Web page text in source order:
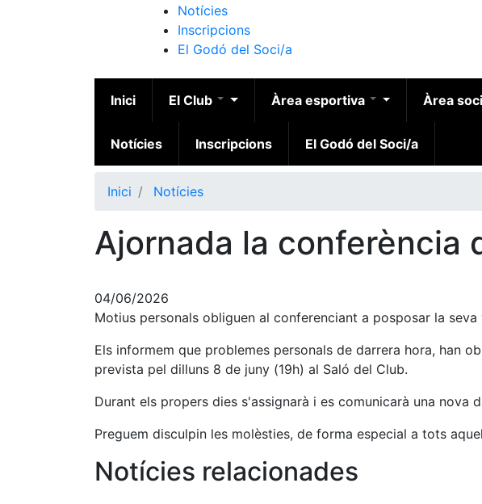
Notícies
Inscripcions
El Godó del Soci/a
Inici El Club Àrea esportiva Àrea
Notícies Inscripcions El Godó del Soci/a
Inici Notícies
Ajornada la conferència
04/06/2026
Motius personals obliguen al conferenciant a posposar la
Els informem que problemes personals de darrera hora, han
prevista pel dilluns 8 de juny (19h) al Saló del Club.
Durant els propers dies s'assignarà i es comunicarà una nova
Preguem disculpin les molèsties, de forma especial a tots
Notícies relacionades